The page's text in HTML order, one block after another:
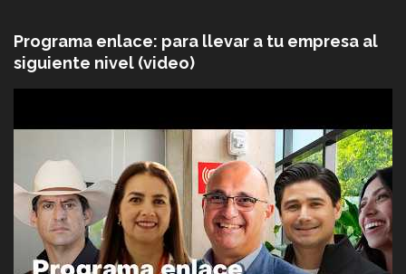
Programa enlace: para llevar a tu empresa al
siguiente nivel (video)